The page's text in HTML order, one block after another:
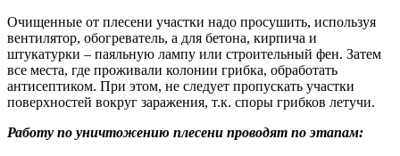
Очищенные от плесени участки надо просушить, используя
вентилятор, обогреватель, а для бетона, кирпича и
штукатурки – паяльную лампу или строительный фен. Затем
все места, где проживали колонии грибка, обработать
антисептиком. При этом, не следует пропускать участки
поверхностей вокруг заражения, т.к. споры грибков летучи.
Работу по уничтожению плесени проводят по этапам: